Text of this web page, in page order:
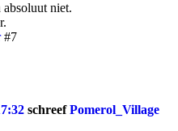
niet.
#7
schreefPomerol_Village